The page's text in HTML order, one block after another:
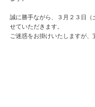
誠に勝手ながら、３月２３日
せていただきます。
ご迷惑をお掛けいたしますが、